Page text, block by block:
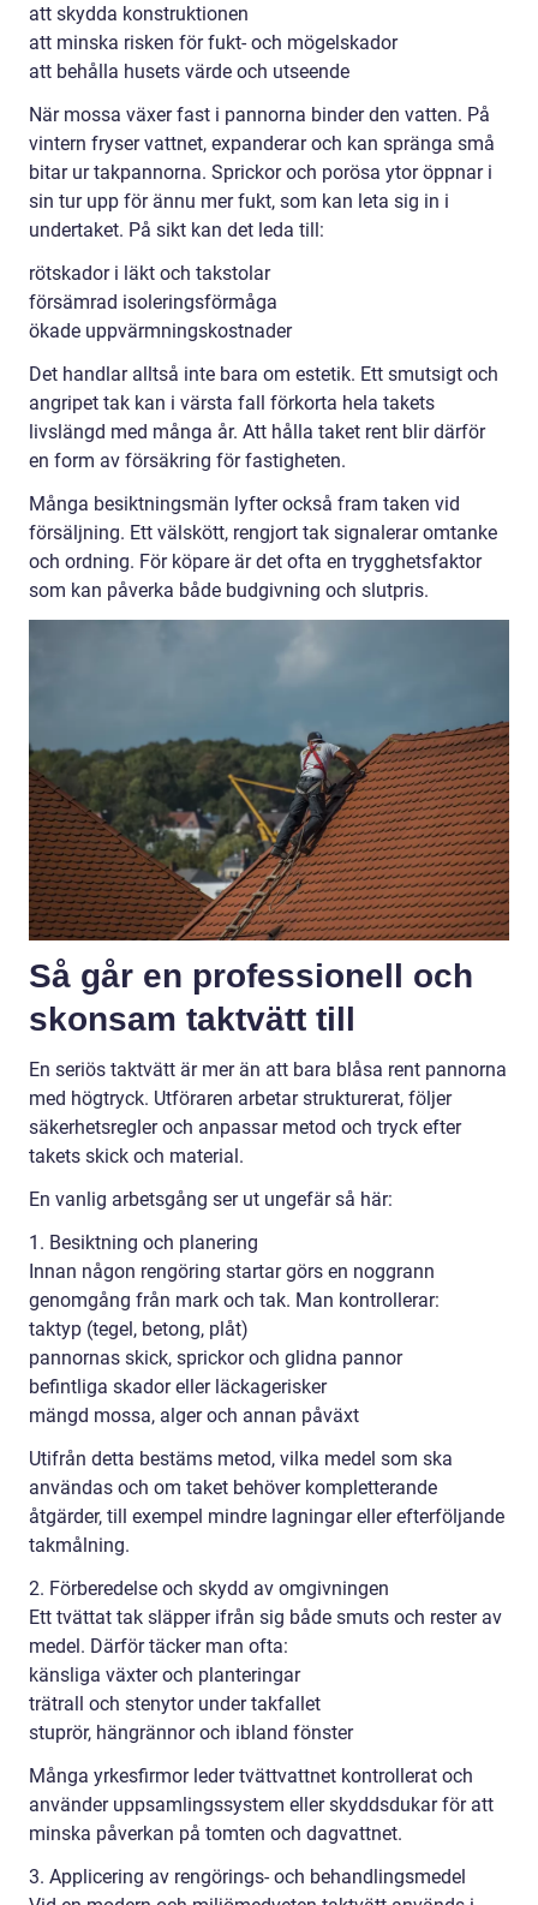
att skydda konstruktionen
att minska risken för fukt- och mögelskador
att behålla husets värde och utseende
När mossa växer fast i pannorna binder den vatten. På
vintern fryser vattnet, expanderar och kan spränga små
bitar ur takpannorna. Sprickor och porösa ytor öppnar i
sin tur upp för ännu mer fukt, som kan leta sig in i
undertaket. På sikt kan det leda till:
rötskador i läkt och takstolar
försämrad isoleringsförmåga
ökade uppvärmningskostnader
Det handlar alltså inte bara om estetik. Ett smutsigt och
angripet tak kan i värsta fall förkorta hela takets
livslängd med många år. Att hålla taket rent blir därför
en form av försäkring för fastigheten.
Många besiktningsmän lyfter också fram taken vid
försäljning. Ett välskött, rengjort tak signalerar omtanke
och ordning. För köpare är det ofta en trygghetsfaktor
som kan påverka både budgivning och slutpris.
Så går en professionell och
skonsam taktvätt till
En seriös taktvätt är mer än att bara blåsa rent pannorna
med högtryck. Utföraren arbetar strukturerat, följer
säkerhetsregler och anpassar metod och tryck efter
takets skick och material.
En vanlig arbetsgång ser ut ungefär så här:
1. Besiktning och planering
Innan någon rengöring startar görs en noggrann
genomgång från mark och tak. Man kontrollerar:
taktyp (tegel, betong, plåt)
pannornas skick, sprickor och glidna pannor
befintliga skador eller läckagerisker
mängd mossa, alger och annan påväxt
Utifrån detta bestäms metod, vilka medel som ska
användas och om taket behöver kompletterande
åtgärder, till exempel mindre lagningar eller efterföljande
takmålning.
2. Förberedelse och skydd av omgivningen
Ett tvättat tak släpper ifrån sig både smuts och rester av
medel. Därför täcker man ofta:
känsliga växter och planteringar
trätrall och stenytor under takfallet
stuprör, hängrännor och ibland fönster
Många yrkesfirmor leder tvättvattnet kontrollerat och
använder uppsamlingssystem eller skyddsdukar för att
minska påverkan på tomten och dagvattnet.
3. Applicering av rengörings- och behandlingsmedel